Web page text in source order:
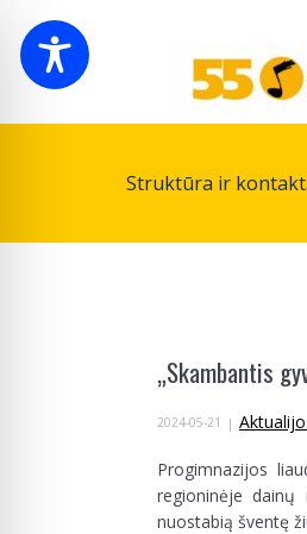
Struktūra ir
„Skambantis
2024-05-21
Progimnazijos
regioninėje dainų
nuostabią šventę